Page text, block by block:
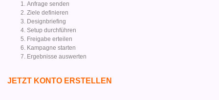
Anfrage senden
Ziele definieren
Designbriefing
Setup durchführen
Freigabe erteilen
Kampagne starten
Ergebnisse auswerten
JETZT KONTO ERSTELLEN